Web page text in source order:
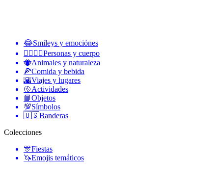
😂Smileys y emociónes
👩‍❤️‍💋‍👨Personas y cuerpo
🐝Animales y naturaleza
🍕Comida y bebida
🌇Viajes y lugares
🥎Actividades
📙Objetos
💯Símbolos
🇺🇸Banderas
Colecciones
🎊Fiestas
🦄Emojis temáticos